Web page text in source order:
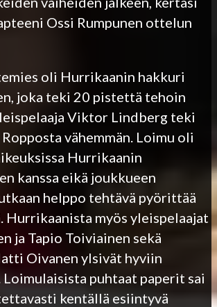
Ossi Rumpunen ottelun
oli Hurrikaanin hakkuri
joka teki 20 pistettä tehoin
Viktor Lindberg teki
vähemmän. Loimu oli
Hurrikaanin
kanssa eikä joukkueen
helppo tehtävä pyörittää
Hurrikaanista myös yleispelaajat
ja Tapio Toiviainen sekä
Oivanen ylsivät hyviin
puhtaat paperit sai
kentällä esiintyvä